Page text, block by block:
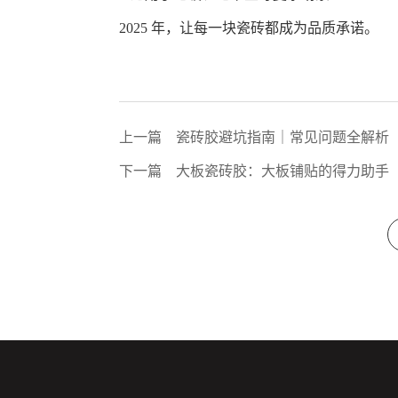
2025 年，让每一块瓷砖都成为品质承诺。
上一篇 瓷砖胶避坑指南｜常见问题全解析
下一篇 大板瓷砖胶：大板铺贴的得力助手